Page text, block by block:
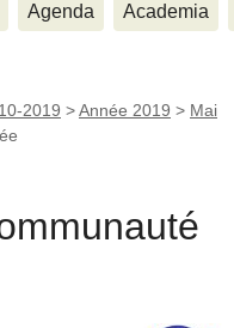
Agenda Academia
2019 >Année 2019 > Mai